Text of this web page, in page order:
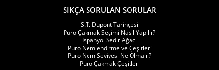
Single torch modeller:
Kompakt gövde yapısı sunar
Cep taşımaya uygundur
SIKÇA SORULAN SORULAR
S.T. Dupont Tarihçesi
Puro Çakmak Seçimi Nasıl Yapılır?
İspanyol Sedir Ağacı
Puro Nemlendirme ve Çeşitleri
Puro Nem Seviyesi Ne Olmalı ?
Puro Çakmak Çeşitleri